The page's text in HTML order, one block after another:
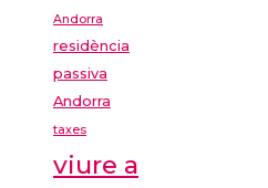
Andorra
residència
passiva
Andorra
taxes
viure a